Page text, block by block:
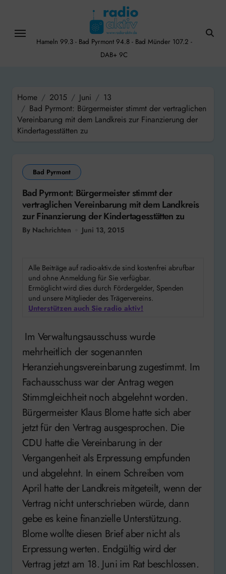
content
Hameln 99.3 - Bad Pyrmont 94.8 - Bad Münder 107.2 -
DAB+ 9C
Home 2015 Juni
13
Bad Pyrmont: Bürgermeister stimmt der vertraglichen
Vereinbarung mit dem Landkreis zur Finanzierung der
Kindertagesstätten zu
Bad Pyrmont
Bad Pyrmont: Bürgermeister stimmt der
vertraglichen Vereinbarung mit dem Landkreis
zur Finanzierung der Kindertagesstätten zu
By Nachrichten Juni 13, 2015
Alle Beiträge auf radio-aktiv.de sind kostenfrei abrufbar
und ohne Anmeldung für Sie verfügbar.
Ermöglicht wird dies durch Fördergelder, Spenden
und unsere Mitglieder des Trägervereins.
Unterstützen auch Sie radio aktiv!
Im Verwaltungsausschuss wurde
mehrheitlich der sogenannten
Heranziehungsvereinbarung zugestimmt. Im
Fachausschuss war der Antrag wegen
Stimmgleichheit noch abgelehnt worden.
Bürgermeister Klaus Blome hatte sich aber
jetzt für den Vertrag ausgesprochen. Die
CDU hatte die Vereinbarung in der
Vergangenheit als Erpressung empfunden
und abgelehnt. In einem Schreiben vom
April hatte der Landkreis mitgeteilt, wenn der
Vertrag nicht unterschrieben würde, dann
gebe es keine finanzielle Unterstützung.
Blome wollte diesen Brief aber nicht als
Erpressung werten. Endgültig wird der
Vertrag jetzt am 18. Juni im Rat beschlossen.